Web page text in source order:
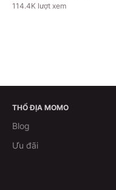
114.4K lượt xem
THỔ ĐỊA MOMO
Blog
Ưu đãi